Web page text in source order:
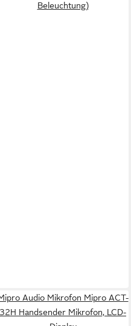
Beleuchtung)
Audio Mikrofon Mipro ACT-
32H Handsender Mikrofon, LCD-